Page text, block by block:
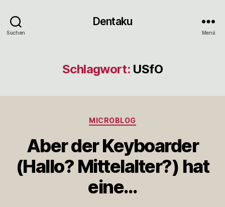
Suchen
Dentaku
Menü
Schlagwort: USfO
Kategorien
MICROBLOG
Aber der Keyboarder
(Hallo? Mittelalter?) hat
eine…